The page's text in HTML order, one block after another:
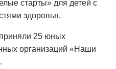
старты» для детей с
здоровья.
25 юных
организаций «Наши